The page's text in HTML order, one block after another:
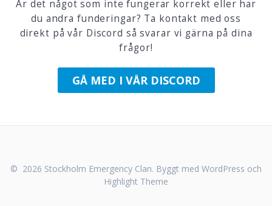
Är det något som inte fungerar korrekt eller har
du andra funderingar? Ta kontakt med oss
direkt på vår Discord så svarar vi gärna på dina
frågor!
GÅ MED I VÅR DISCORD
© 2026 Stockholm Emergency Clan. Byggt med WordPress och
Highlight Theme